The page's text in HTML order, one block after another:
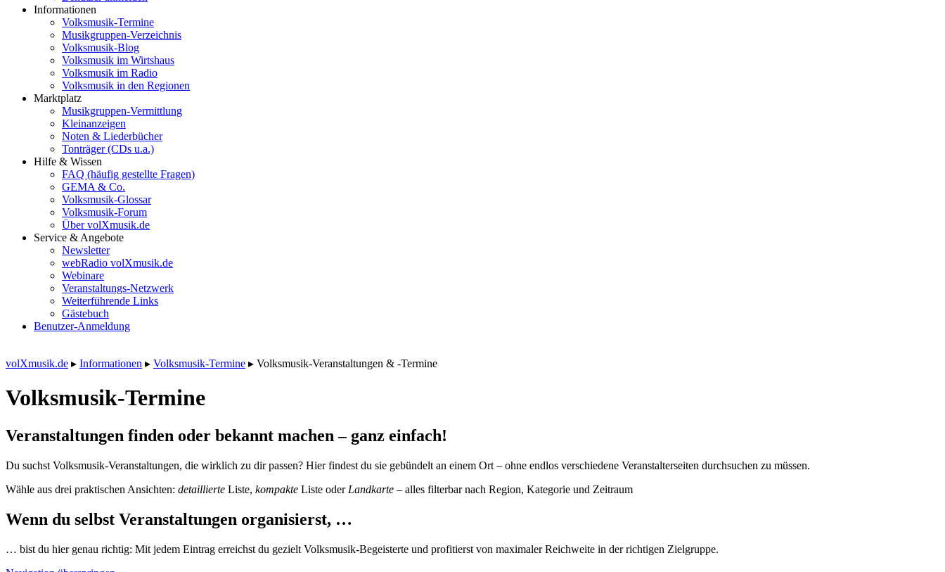
Informationen
Volksmusik-Termine
Musikgruppen-Verzeichnis
Volksmusik-Blog
Volksmusik im Wirtshaus
Volksmusik im Radio
Volksmusik in den Regionen
Marktplatz
Musikgruppen-Vermittlung
Kleinanzeigen
Noten & Liederbücher
Tonträger (CDs u.a.)
Hilfe & Wissen
FAQ (häufig gestellte Fragen)
GEMA & Co.
Volksmusik-Glossar
Volksmusik-Forum
Über volXmusik.de
Service & Angebote
Newsletter
webRadio volXmusik.de
Webinare
Veranstaltungs-Netzwerk
Weiterführende Links
Gästebuch
Benutzer-Anmeldung
volXmusik.de ▸ Informationen ▸ Volksmusik-Termine ▸ Volksmusik-Veranstaltungen & -Termine
Volksmusik-Termine
Veranstaltungen finden oder bekannt machen – ganz einfach!
Du suchst Volksmusik-Veranstaltungen, die wirklich zu dir passen? Hier findest du sie gebündelt an einem Ort – ohne endlos verschiedene Veranstalterseiten durchsuchen zu müssen.
Wähle aus drei praktischen Ansichten: detaillierte Liste, kompakte Liste oder Landkarte – alles filterbar nach Region, Kategorie und Zeitraum
Wenn du selbst Veranstaltungen organisierst, …
… bist du hier genau richtig: Mit jedem Eintrag erreichst du gezielt Volksmusik-Begeisterte und profitierst von maximaler Reichweite in der richtigen Zielgruppe.